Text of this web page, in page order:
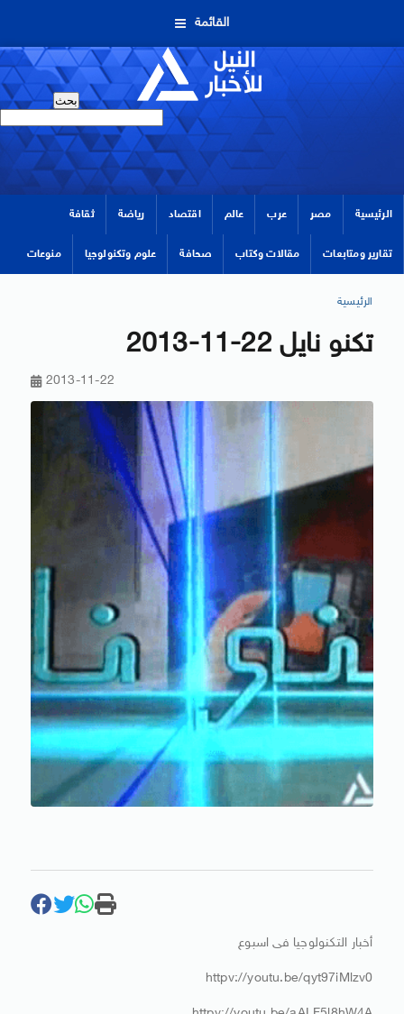
القائمة
الرئيسية مصر عرب عالم اقتصاد رياضة ثقافة
تقارير ومتابعات مقالات وكتاب صحافة علوم وتكنولوجيا منوعات
الرئيسية
تكنو نايل 22-11-2013
2013-11-22
أخبار التكنولوجيا فى اسبوع
httpv://youtu.be/qyt97iMlzv0